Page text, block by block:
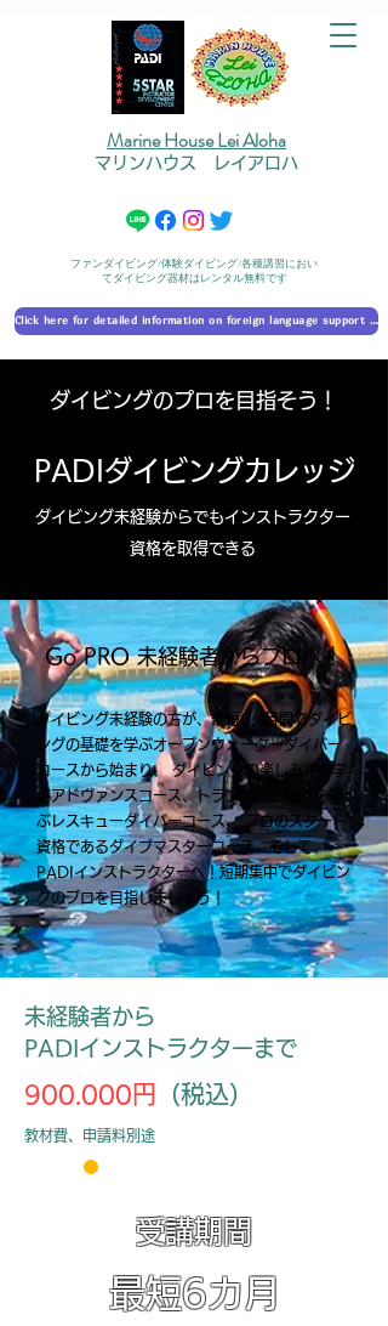
Marine House Lei Aloha
マリンハウス レイアロハ
ファンダイビング/体験ダイビング/各種講習におい
てダイビング器材はレンタル無料です
Click here for detailed information on foreign language support 外国語対応の詳細に​ついて
​ダイビングのプロを目指そう！
PADIダイビングカレッジ
ダイビング未経験からでもインストラクター
資格を取得できる
Go PRO 未経験者からプロへ！
ダイビング未経験の方が、最短6ヶ月間でダイビ
ングの基礎を学ぶオープンウォーターダイバー
コースから始まり、 ダイビングの楽しみ方を学
ぶアドヴァンスコース、トラブルへの対応を学
ぶレスキューダイバーコース、 プロのスタート
資格であるダイブマスターコース、そして、
PADIインストラクターへ！短期集中でダイビン
グのプロを目指しましょう！
未経験者から
​PADIインストラクターまで
900.000円 （税込）
教材費、申請料別途
受講期間
最短6カ月